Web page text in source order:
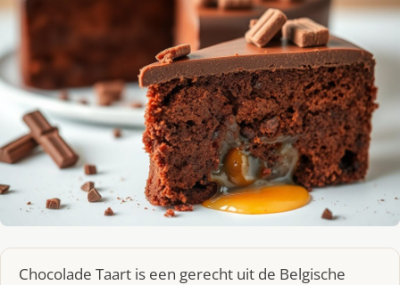
Chocolade Taart is een gerecht uit de Belgische